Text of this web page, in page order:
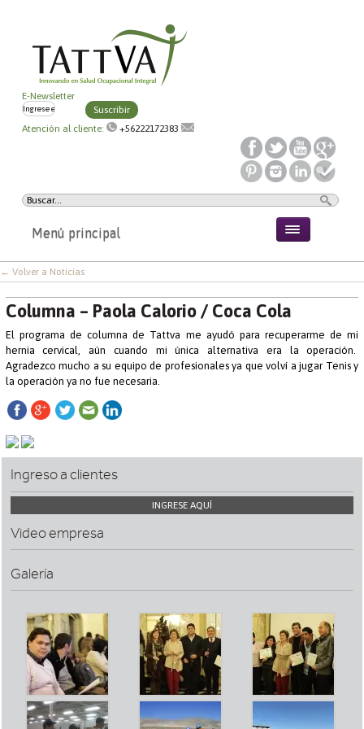
E-Newsletter
Suscribir
Atención al cliente:
+56222172383
Menú principal
← Volver a Noticias
Columna – Paola Calorio / Coca Cola
El programa de columna de Tattva me ayudó para recuperarme de mi
hernia cervical, aún cuando mi única alternativa era la operación.
Agradezco mucho a su equipo de profesionales ya que volví a jugar Tenis y
la operación ya no fue necesaria.
Ingreso a clientes
INGRESE AQUÍ
Video empresa
Galería